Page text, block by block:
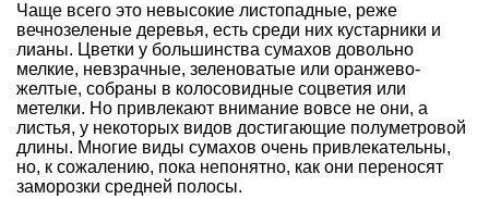
Чаще всего это невысокие листопадные, реже
вечнозеленые деревья, есть среди них кустарники и
лианы. Цветки у большинства сумахов довольно
мелкие, невзрачные, зеленоватые или оранжево-
желтые, собраны в колосовидные соцветия или
метелки. Но привлекают внимание вовсе не они, а
листья, у некоторых видов достигающие полуметровой
длины. Многие виды сумахов очень привлекательны,
но, к сожалению, пока непонятно, как они переносят
заморозки средней полосы.